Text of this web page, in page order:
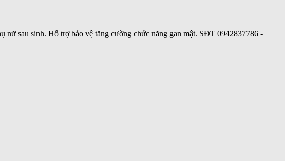
nữ sau sinh. Hỗ trợ bảo vệ tăng cường chức năng gan mật. SĐT 0942837786 -